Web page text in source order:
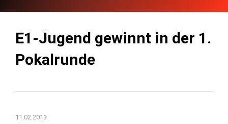
E1-Jugend gewinnt in der 1.
Pokalrunde
11.02.2013